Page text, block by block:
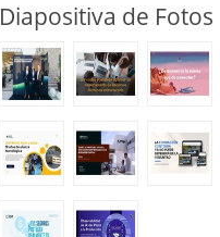
Diapositiva de Fotos